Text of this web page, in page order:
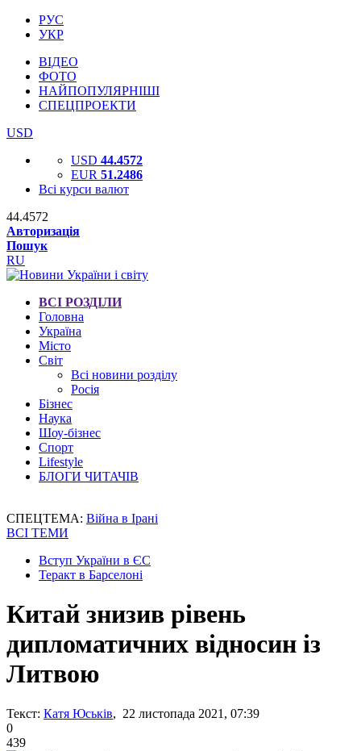
РУС
УКР
ВІДЕО
ФОТО
НАЙПОПУЛЯРНІШІ
СПЕЦПРОЕКТИ
USD
USD 44.4572
EUR 51.2486
Всі курси валют
44.4572
Авторизація
Пошук
RU
ВСІ РОЗДІЛИ
Головна
Україна
Місто
Світ
Всі новини розділу
Росія
Бізнес
Наука
Шоу-бізнес
Спорт
Lifestyle
БЛОГИ ЧИТАЧІВ
СПЕЦТЕМА: Війна в Ірані
ВСІ ТЕМИ
Вступ України в ЄС
Теракт в Барселоні
Китай знизив рівень
дипломатичних відносин із
Литвою
Текст: Катя Юськів, 22 листопада 2021, 07:39
0
439